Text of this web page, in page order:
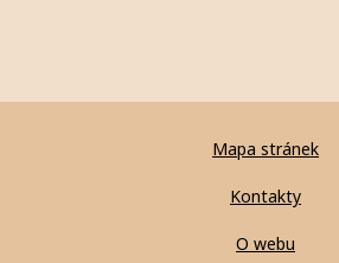
Mapa stránek
Kontakty
O webu